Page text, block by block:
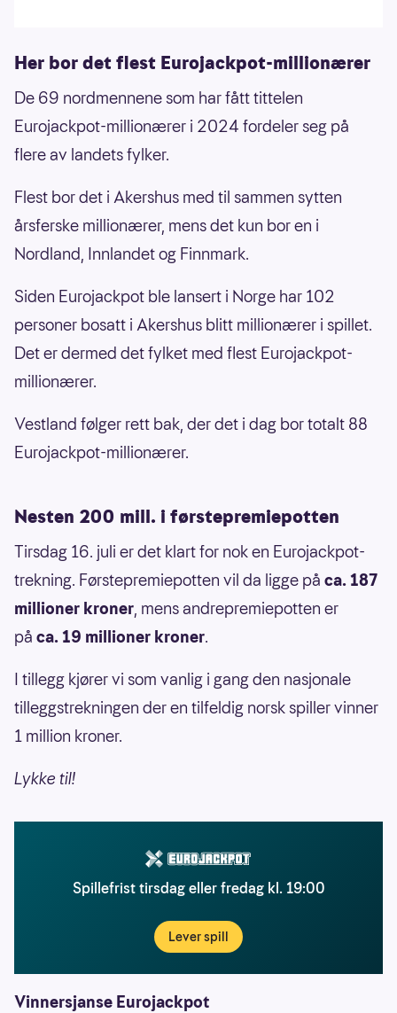
Her bor det flest Eurojackpot-millionærer
De 69 nordmennene som har fått tittelen
Eurojackpot-millionærer i 2024 fordeler seg på
flere av landets fylker.
Flest bor det i Akershus med til sammen sytten
årsferske millionærer, mens det kun bor en i
Nordland, Innlandet og Finnmark.
Siden Eurojackpot ble lansert i Norge har 102
personer bosatt i Akershus blitt millionærer i spillet.
Det er dermed det fylket med flest Eurojackpot-
millionærer.
Vestland følger rett bak, der det i dag bor totalt 88
Eurojackpot-millionærer.
Nesten 200 mill. i førstepremiepotten
Tirsdag 16. juli er det klart for nok en Eurojackpot-
trekning. Førstepremiepotten vil da ligge på ca. 187
millioner kroner, mens andrepremiepotten er
på ca. 19 millioner kroner.
I tillegg kjører vi som vanlig i gang den nasjonale
tilleggstrekningen der en tilfeldig norsk spiller vinner
1 million kroner.
Lykke til!
Spillefrist tirsdag eller fredag kl. 19:00
Lever spill
Vinnersjanse Eurojackpot